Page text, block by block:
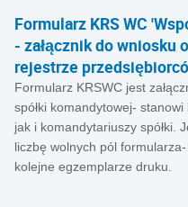
Formularz KRS WC
- załącznik do wniosku
rejestrze
Formularz KRSWC jest
spółki komandytowej-
jak i komandytariuszy spółki.
liczbę wolnych pól
kolejne egzemplarze druku.